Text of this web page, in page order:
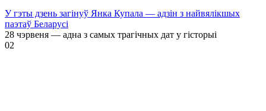
У гэты дзень загінуў Янка Купала — адзін з найвялікшых
паэтаў Беларусі
28 чэрвеня — адна з самых трагічных дат у гісторыі
02